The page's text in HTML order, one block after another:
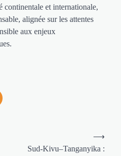
continentale et internationale,
alignée sur les attentes
aux enjeux
Sud-Kivu–Tanganyika :
⟶